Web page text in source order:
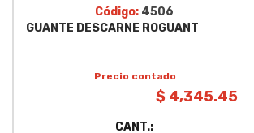
Código: 4506
GUANTE DESCARNE ROGUANT
Precio contado
$ 4,345.45
CANT.: